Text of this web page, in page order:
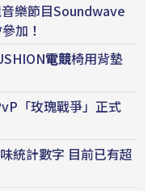
樂節目Soundwave
加！
電競椅用背墊
「玫瑰戰爭」正式
統計數字 目前已有超